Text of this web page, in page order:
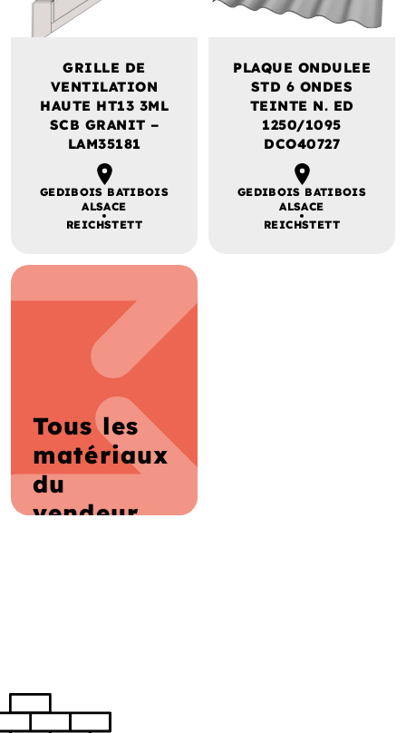
GRILLE DE
VENTILATION
HAUTE HT13 3ML
SCB GRANIT –
LAM35181
GEDIBOIS BATIBOIS
ALSACE
REICHSTETT
PLAQUE ONDULEE
STD 6 ONDES
TEINTE N. ED
1250/1095
DCO40727
GEDIBOIS BATIBOIS
ALSACE
REICHSTETT
Tous les
matériaux
du
vendeur